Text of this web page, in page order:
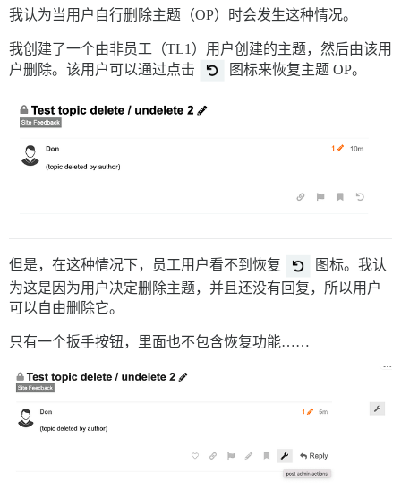
我认为当用户自行删除主题（OP）时会发生这种情况。
我创建了一个由非员工（TL1）用户创建的主题，然后由该用
户删除。该用户可以通过点击
图标来恢复主题 OP。
但是，在这种情况下，员工用户看不到恢复
图标。我认
为这是因为用户决定删除主题，并且还没有回复，所以用户
可以自由删除它。
只有一个扳手按钮，里面也不包含恢复功能……